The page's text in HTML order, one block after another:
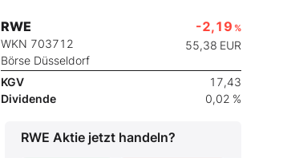
RWE
WKN 703712
Börse Düsseldorf
-2,19 %
55,38 EUR
KGV
17,43
Dividende
0,02 %
RWE Aktie jetzt handeln?